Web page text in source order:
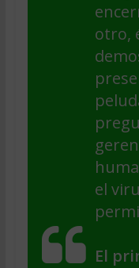
otro,
el
El